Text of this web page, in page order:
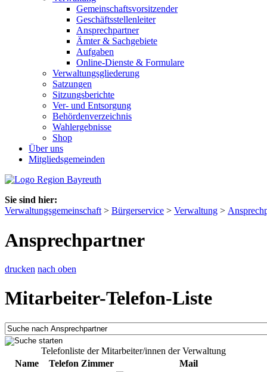
Gemeinschaftsvorsitzender
Geschäftsstellenleiter
Ansprechpartner
Ämter & Sachgebiete
Aufgaben
Online-Dienste & Formulare
Verwaltungsgliederung
Satzungen
Sitzungsberichte
Ver- und Entsorgung
Behördenverzeichnis
Wahlergebnisse
Shop
Über uns
Mitgliedsgemeinden
Sie sind hier:
Verwaltungsgemeinschaft > Bürgerservice > Verwaltung >
Ansprechpartner
drucken nach oben
Mitarbeiter-Telefon-Liste
Telefonliste der Mitarbeiter/innen der Verwaltung
Name
Telefon Zimmer Mail